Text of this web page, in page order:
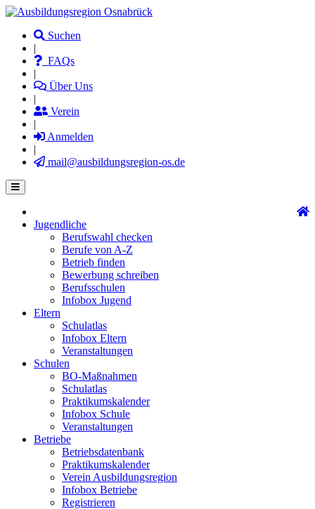
Direkt
Inhalt
Suchen
|
FAQs
|
Über Uns
|
Verein
|
Anmelden
|
mail@ausbildungsregion-os.de
Main
navigation
Jugendliche
Berufswahl checken
Berufe von A-Z
Betrieb finden
Bewerbung schreiben
Berufsschulen
Infobox Jugend
Eltern
Schulatlas
Infobox Eltern
Veranstaltungen
Schulen
BO-Maßnahmen
Schulatlas
Praktikumskalender
Infobox Schule
Veranstaltungen
Betriebe
Betriebsdatenbank
Praktikumskalender
Verein Ausbildungsregion
Infobox Betriebe
Registrieren